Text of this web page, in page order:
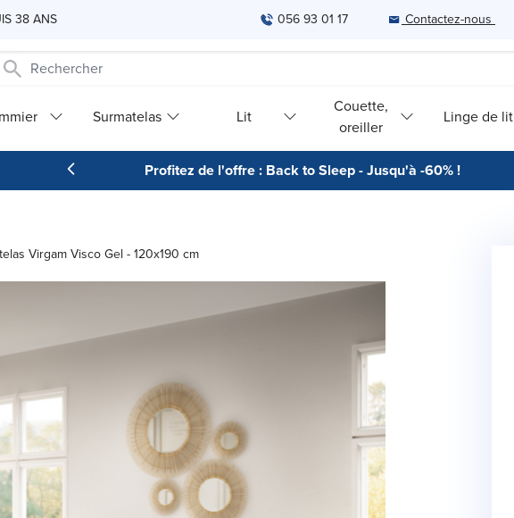
38 ANS 056 93 01 17 Contactez-nous
Surmatelas Lit
Couette,
oreiller
Linge de lit
Profitez de l'offre : Back to Sleep - Jusqu'à -60% !
Virgam Visco Gel - 120x190 cm